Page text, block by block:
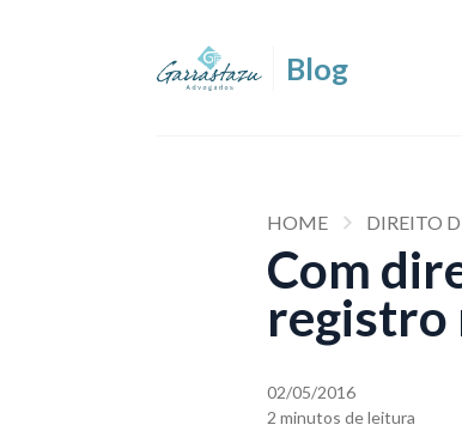
HOME DIREITO
Com
registro
02/05/2016
2 minutos de leitura